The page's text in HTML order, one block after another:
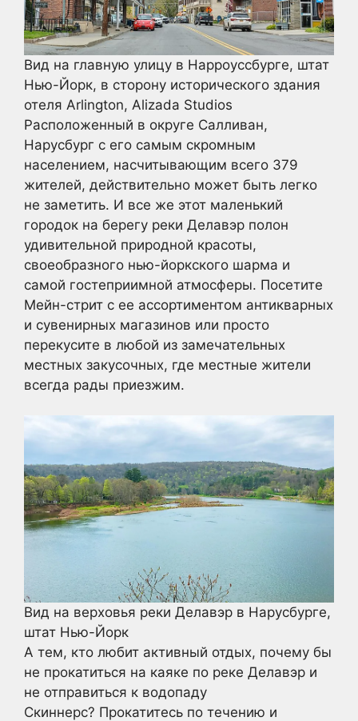
Вид на главную улицу в Нарроуссбурге, штат
Нью-Йорк, в сторону исторического здания
отеля Arlington, Alizada Studios
Расположенный в округе Салливан,
Нарусбург с его самым скромным
населением, насчитывающим всего 379
жителей, действительно может быть легко
не заметить. И все же этот маленький
городок на берегу реки Делавэр полон
удивительной природной красоты,
своеобразного нью-йоркского шарма и
самой гостеприимной атмосферы. Посетите
Мейн-стрит с ее ассортиментом антикварных
и сувенирных магазинов или просто
перекусите в любой из замечательных
местных закусочных, где местные жители
всегда рады приезжим.
Вид на верховья реки Делавэр в Нарусбурге,
штат Нью-Йорк
А тем, кто любит активный отдых, почему бы
не прокатиться на каяке по реке Делавэр и
не отправиться к водопаду
Скиннерс? Прокатитесь по течению и